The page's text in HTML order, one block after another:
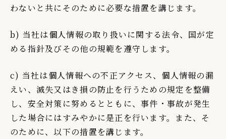
わないと共にそのために必要な措置を講じます。
b) 当社は個人情報の取り扱いに関する法令、国が定
める指針及びその他の規範を遵守します。
c) 当社は個人情報への不正アクセス、個人情報の漏
えい、滅失又はき損の防止を行うための規定を整備
し、安全対策に努めるとともに、事件・事故が発生
した場合にはすみやかに是正を行います。また、そ
のために、以下の措置を講じます。